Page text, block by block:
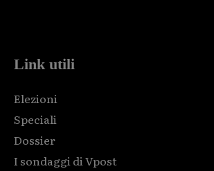
Link utili
Elezioni
Speciali
Dossier
I sondaggi di Vpost